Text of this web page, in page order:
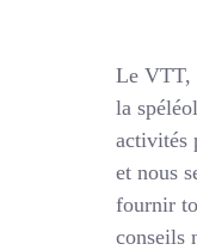
Le VTT,
la
activités
et nous
fournir
conseils